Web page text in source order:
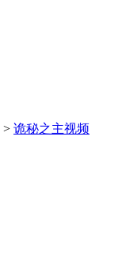
> 诡秘之主视频